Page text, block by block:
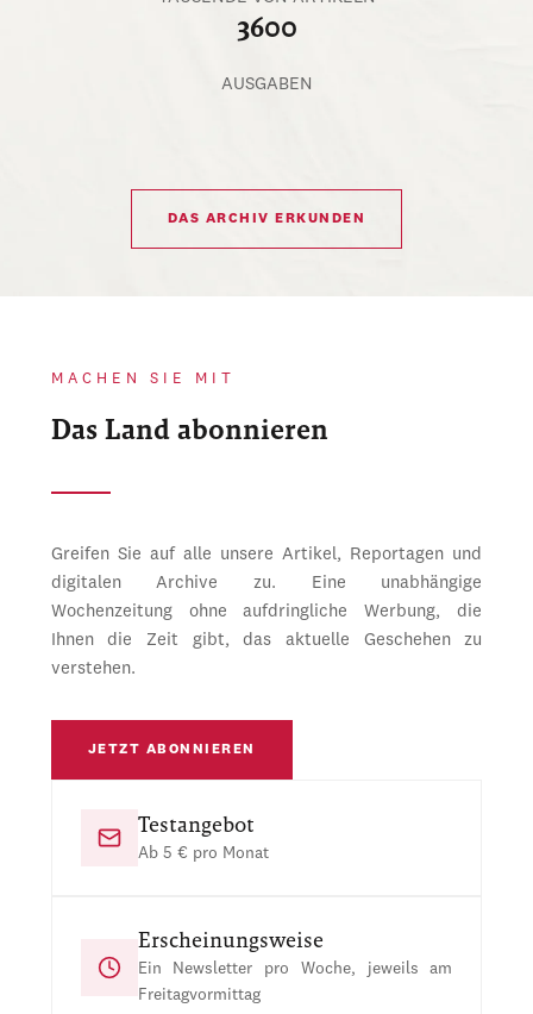
3600
AUSGABEN
DAS ARCHIV ERKUNDEN
MACHEN SIE MIT
Das Land abonnieren
Greifen Sie auf alle unsere Artikel, Reportagen und
digitalen Archive zu. Eine unabhängige
Wochenzeitung ohne aufdringliche Werbung, die
Ihnen die Zeit gibt, das aktuelle Geschehen zu
verstehen.
JETZT ABONNIEREN
Testangebot
Ab 5 € pro Monat
Erscheinungsweise
Ein Newsletter pro Woche, jeweils am
Freitagvormittag